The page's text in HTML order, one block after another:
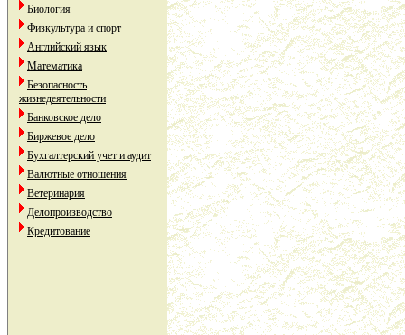
Биология
Физкультура и спорт
Английский язык
Математика
Безопасность
жизнедеятельности
Банковское дело
Биржевое дело
Бухгалтерский учет и аудит
Валютные отношения
Ветеринария
Делопроизводство
Кредитование